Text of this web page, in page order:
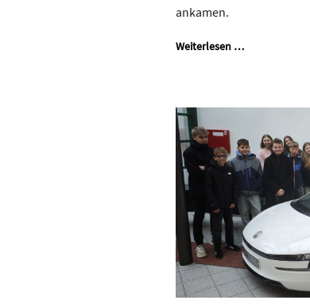
ankamen.
Weiterlesen …